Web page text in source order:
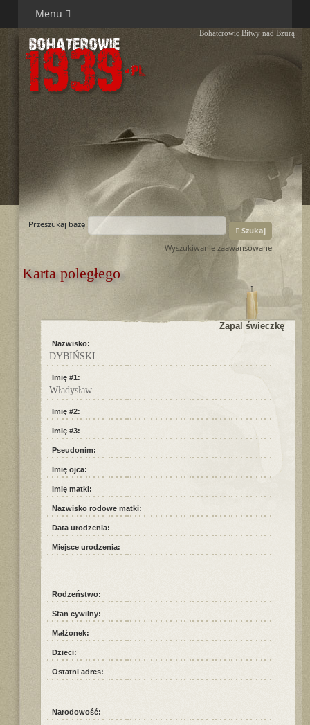
Menu
Bohaterowie Bitwy nad Bzurą
Przeszukaj bazę
Szukaj
Wyszukiwanie zaawansowane
Karta poległego
Zapal świeczkę
Nazwisko:
DYBIŃSKI
Imię #1:
Władysław
Imię #2:
Imię #3:
Pseudonim:
Imię ojca:
Imię matki:
Nazwisko rodowe matki:
Data urodzenia:
Miejsce urodzenia:
Rodzeństwo:
Stan cywilny:
Małżonek:
Dzieci:
Ostatni adres:
Narodowość: